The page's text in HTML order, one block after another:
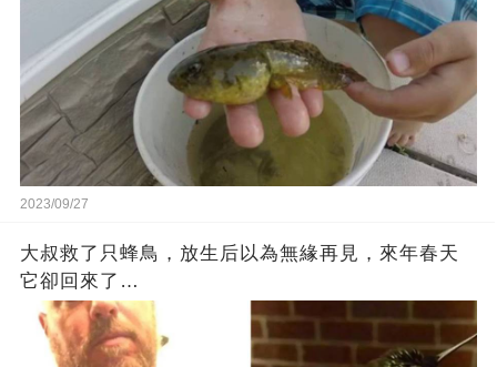
2023/09/27
大叔救了只蜂鳥，放生后以為無緣再見，來年春天
它卻回來了…